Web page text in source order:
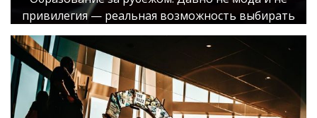
привилегия — реальная возможность выбирать